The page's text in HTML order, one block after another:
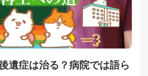
遺症は治る？病院では語ら